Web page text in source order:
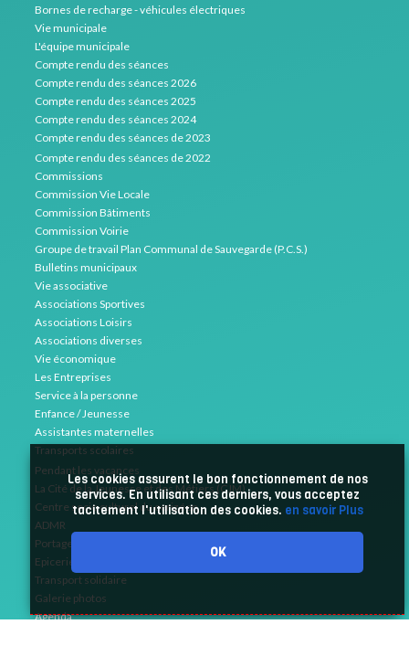
Les cookies assurent le bon fonctionnement de nos
services. En utilisant ces derniers, vous acceptez
tacitement l'utilisation des cookies. en savoir Plus
OK
Bornes de recharge - véhicules électriques
Vie municipale
L'équipe municipale
Compte rendu des séances
Compte rendu des séances 2026
Compte rendu des séances 2025
Compte rendu des séances 2024
Compte rendu des séances de 2023
Compte rendu des séances de 2022
Commissions
Commission Vie Locale
Commission Bâtiments
Commission Voirie
Groupe de travail Plan Communal de Sauvegarde (P.C.S.)
Bulletins municipaux
Vie associative
Associations Sportives
Associations Loisirs
Associations diverses
Vie économique
Les Entreprises
Service à la personne
Enfance / Jeunesse
Assistantes maternelles
Transports scolaires
Pendant les vacances
La Cité de la Jeunesse et des Métiers (CJM)
Centre socio culturel du cerizéen
ADMR
Portage de repas
Epicerie solidaire
Transport solidaire
Galerie photos
Agenda